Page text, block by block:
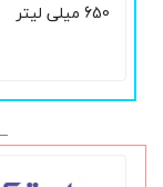
650 میلی لیتر